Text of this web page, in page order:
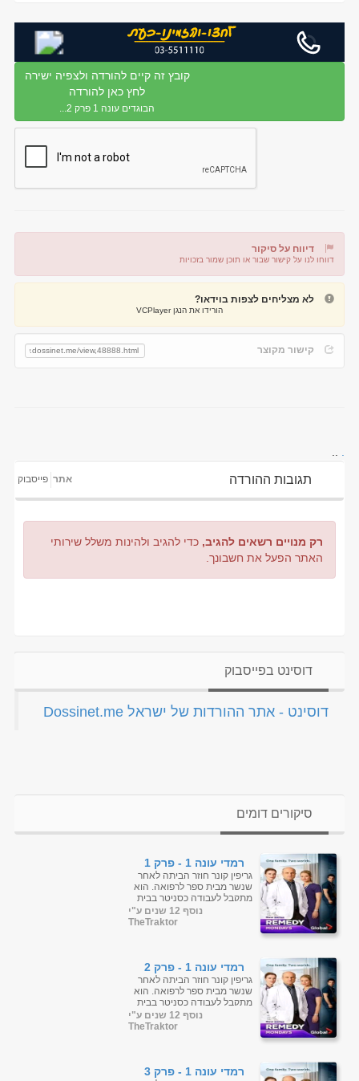
קובץ זה קיים להורדה ולצפיה ישירה
לחץ כאן להורדה
הבוגדים עונה 1 פרק 2...
דיווח על סיקור
דווחו לנו על קישור שבור או תוכן שמור בזכויות
דיווח על קישור שבור
לא מצליחים לצפות בוידאו?
הורידו את הנגן VCPlayer
קישור מקוצר
תגובות ההורדה אתר פייסבוק
רק מנויים רשאים להגיב, כדי להגיב ולהינות משלל שירותי
האתר הפעל את חשבונך.
דוסינט בפייסבוק
‏דוסינט - אתר ההורדות של ישראל Dossinet.me‏
סיקורים דומים
רמדי עונה 1 - פרק 1
גריפין קונר חוזר הביתה לאחר
שנשר מבית ספר לרפואה. הוא
מתקבל לעבודה כסניטר בבית
החולים שבו אביו, מנהל בית
החולים, ואחיותיו, אחות
נוסף 12 שנים ע"י
TheTraktor
רמדי עונה 1 - פרק 2
גריפין קונר חוזר הביתה לאחר
שנשר מבית ספר לרפואה. הוא
מתקבל לעבודה כסניטר בבית
החולים שבו אביו, מנהל בית
החולים, ואחיותיו, אחות
נוסף 12 שנים ע"י
TheTraktor
רמדי עונה 1 - פרק 3